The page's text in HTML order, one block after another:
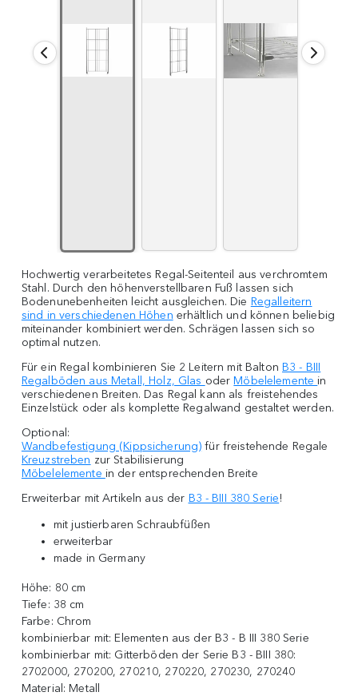
Hochwertig verarbeitetes Regal-Seitenteil aus verchromtem
Stahl. Durch den höhenverstellbaren Fuß lassen sich
Bodenunebenheiten leicht ausgleichen. Die Regalleitern
sind in verschiedenen Höhen erhältlich und können beliebig
miteinander kombiniert werden. Schrägen lassen sich so
optimal nutzen.
Für ein Regal kombinieren Sie 2 Leitern mit BaltonB3 - BIII
Regalböden aus Metall, Holz, Glas oderMöbelelemente in
verschiedenen Breiten. Das Regal kann als freistehendes
Einzelstück oder als komplette Regalwand gestaltet werden.
Optional:
Wandbefestigung (Kippsicherung) für freistehende Regale
Kreuzstreben zur Stabilisierung
Möbelelemente in der entsprechenden Breite
Erweiterbar mit Artikeln aus der B3 - BIII 380 Serie!
mit justierbaren Schraubfüßen
erweiterbar
made in Germany
Höhe: 80 cm
Tiefe: 38 cm
Farbe: Chrom
kombinierbar mit: Elementen aus der B3 - B III 380 Serie
kombinierbar mit: Gitterböden der Serie B3 - BIII 380:
2702000, 270200, 270210, 270220, 270230, 270240
Material: Metall